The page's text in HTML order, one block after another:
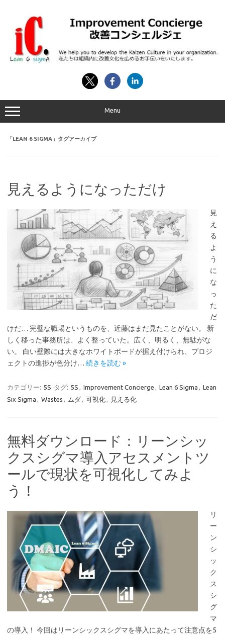
Menu
「LEAN 6 SIGMA 」タグアーカイブ
見えるようになっただけ
見
え
る
よ
う
に
な
っ
た
だ
けだ… 完璧な職場というものを、近藤はまだ見たことがない。 新
しく移った事務所は、よく整っていた。広く、明るく、無駄がな
い。 白い壁際には大きなホワイトボードが据え付けられ、プロジ
ェクトの進捗が色分け… 続きを読む »
カテゴリー: 5S タグ: 5S , Improvement Concierge , Lean 6 Sigma , Lean
Six Sigma , Wastes , ムダ, 可視化, 見える化
無料ダウンロード：リーンシッ
クスシグマ導入アセスメントツ
ールで現状を可視化してみよ
う！
リ
ー
ン
シ
ッ
ク
ス
シ
グ
マ
の導入！ 今回はリーンシックスシグマを導入にあたって注意点を5